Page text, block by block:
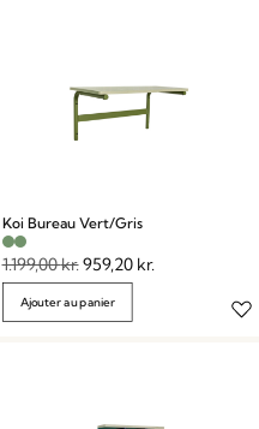
Koi Bureau Vert/Gris
1.199,00kr.959,20 kr.
Ajouter au panier